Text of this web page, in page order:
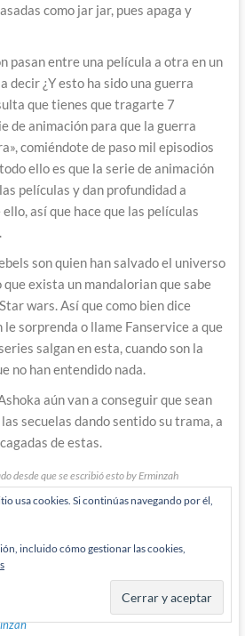
como jar jar, pues apaga y
pasan entre una película a otra en un
decir ¿Y esto ha sido una guerra
que tienes que tragarte 7
de animación para que la guerra
comiéndote de paso mil episodios
ello es que la serie de animación
películas y dan profundidad a
así que hace que las películas
son quien han salvado el universo
exista un mandalorian que sabe
wars. Así que como bien dice
le sorprenda o llame Fanservice a que
salgan en esta, cuando son la
no han entendido nada.
aún van a conseguir que sean
secuelas dando sentido su trama, a
de estas.
desde que se escribió esto by Erminzah
años han pasado desde que se escribió esto
usa cookies. Si continúas navegando por él,
incluido cómo gestionar las cookies,